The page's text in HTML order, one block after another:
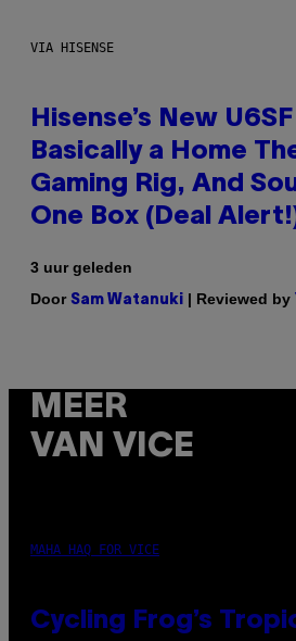
VIA HISENSE
Hisense’s New
Basically a Home
Gaming Rig, And
One Box (Deal
3 uur geleden
Door Sam Watanuki | Reviewed by
MEER
VAN VICE
MAHA HAQ FOR VICE
Cycling Frog’s